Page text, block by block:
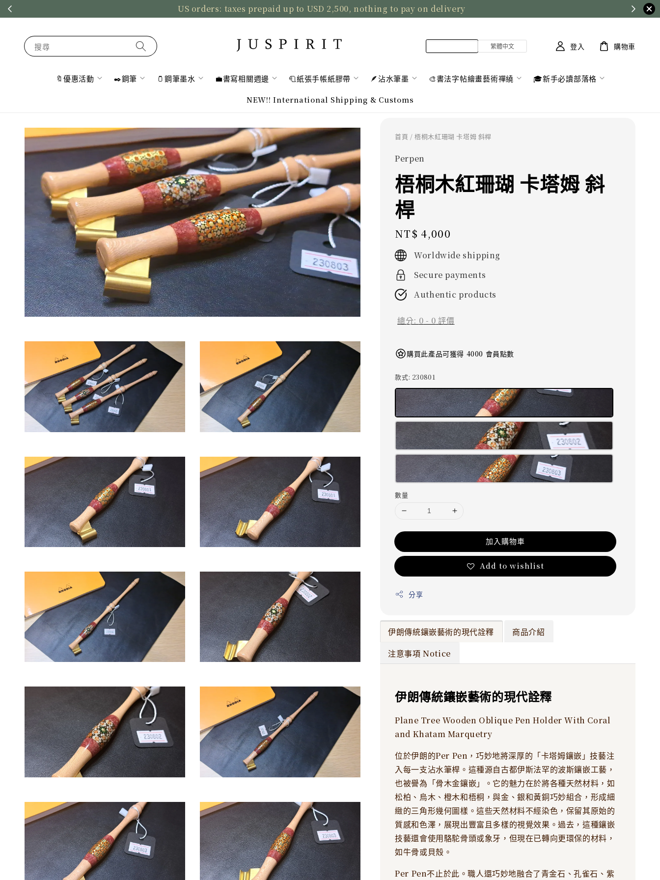
US orders: taxes prepaid up to USD 2,500, nothing to pay on delivery
搜尋
🔖優惠活動 ✒️鋼筆 🫙鋼筆墨水 💼書寫相關週邊 🧻紙張手帳紙膠帶 🪶沾水筆墨 🎨書法字帖繪畫藝術禪繞 🎓新手必讀部落格
NEW!! International Shipping & Customs
登入 購物車
首頁 / 梧桐木紅珊瑚 卡塔姆 斜桿
Perpen
梧桐木紅珊瑚 卡塔姆 斜
桿
Regular
price
NT$ 4,000
Worldwide shipping
Secure payments
Authentic products
總分: 0 - 0 評價
購買此產品可獲得 4000 會員點數
款式: 230801
數量
加入購物車
Add to wishlist
分享
伊朗傳統鑲嵌藝術的現代詮釋
商品介紹
注意事項 Notice
伊朗傳統鑲嵌藝術的現代詮釋
Plane Tree Wooden Oblique Pen Holder With Coral
and Khatam Marquetry
位於伊朗的Per Pen，巧妙地將深厚的「卡塔姆鑲嵌」技藝注
入每一支沾水筆桿。這種源自古都伊斯法罕的波斯鑲嵌工藝，
也被譽為「骨木金鑲嵌」。它的魅力在於將各種天然材料，如
松柏、烏木、橙木和梧桐，與金、銀和黃銅巧妙組合，形成細
緻的三角形幾何圖樣。這些天然材料不經染色，保留其原始的
質感和色澤，展現出豐富且多樣的視覺效果。過去，這種鑲嵌
技藝還會使用駱駝骨頭或象牙，但現在已轉向更環保的材料，
如牛骨或貝殼。
Per Pen不止於此。職人還巧妙地融合了青金石、孔雀石、紫